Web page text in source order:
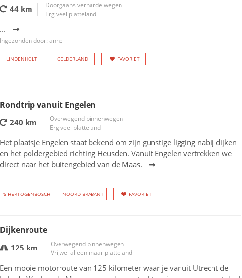
44 km
Doorgaans verharde wegen
Erg veel platteland
...
Ingezonden door: anne
LINDENHOLT GELDERLAND FAVORIET
Rondtrip vanuit Engelen
240 km
Overwegend binnenwegen
Erg veel platteland
Het plaatsje Engelen staat bekend om zijn gunstige ligging nabij dijken
en het poldergebied richting Heusden. Vanuit Engelen vertrekken we
direct naar het buitengebied van de Maas.
'S-HERTOGENBOSCH NOORD-BRABANT FAVORIET
Dijkenroute
125 km
Overwegend binnenwegen
Vrijwel alleen maar platteland
Een mooie motorroute van 125 kilometer waar je vanuit Utrecht de